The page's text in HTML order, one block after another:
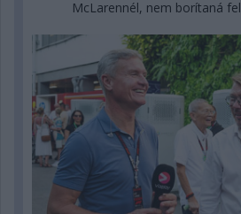
McLarennél, nem borítaná